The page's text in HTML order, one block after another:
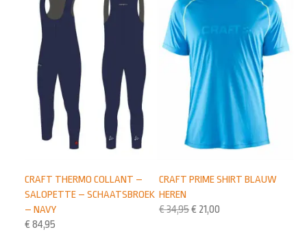
CRAFT PRIME SHIRT BLAUW
HEREN
€34,95€ 21,00
CRAFT THERMO COLLANT –
SALOPETTE – SCHAATSBROEK
– NAVY
€ 84,95